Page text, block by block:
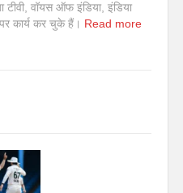
टीवी, वॉयस ऑफ इंडिया, इंडिया
कार्य कर चुके हैं। Read more